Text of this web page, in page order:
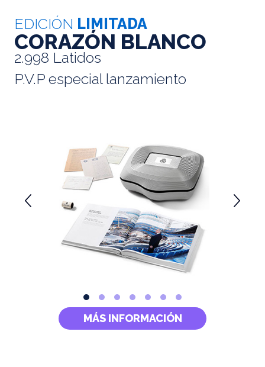
EDICIÓN LIMITADA
CORAZÓN BLANCO
2.998 Latidos
P.V.P especial lanzamiento
MÁS INFORMACIÓN